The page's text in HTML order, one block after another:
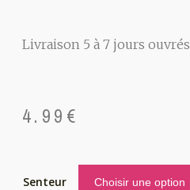
Livraison 5 à 7 jours ouvrés
4.99 €
Senteur